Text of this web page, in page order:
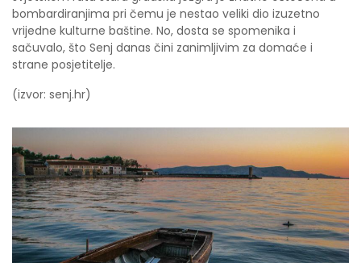
bombardiranjima pri čemu je nestao veliki dio izuzetno
vrijedne kulturne baštine. No, dosta se spomenika i
sačuvalo, što Senj danas čini zanimljivim za domaće i
strane posjetitelje.
(izvor: senj.hr)